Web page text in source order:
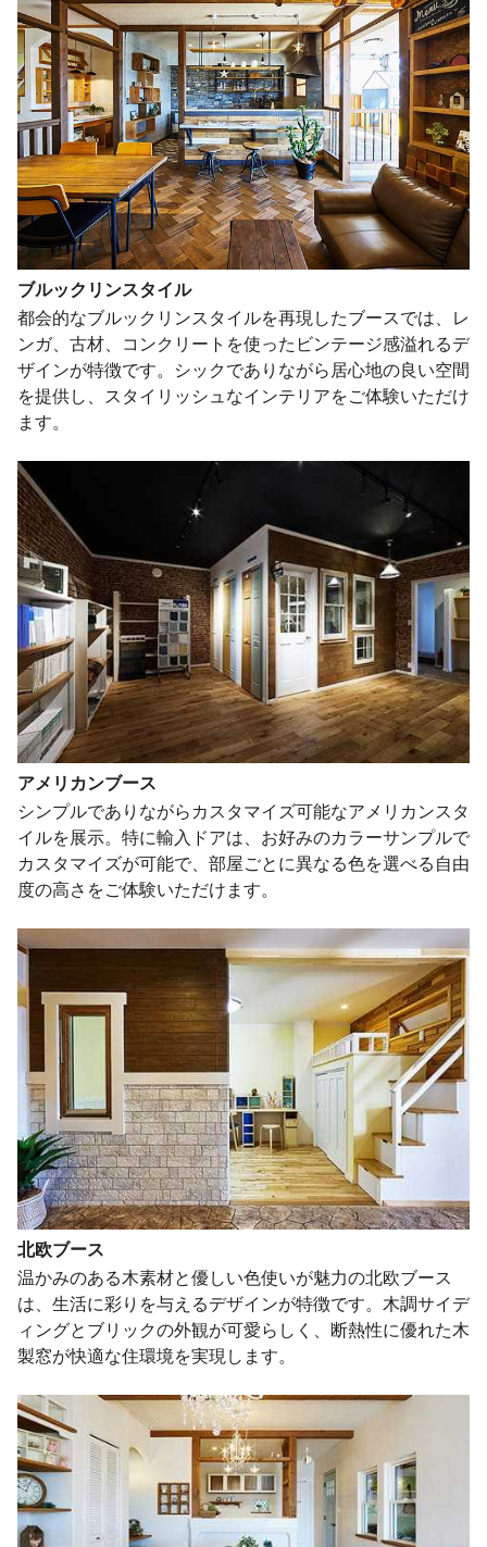
ブルックリンスタイル
都会的なブルックリンスタイルを再現したブースでは、レ
ンガ、古材、コンクリートを使ったビンテージ感溢れるデ
ザインが特徴です。シックでありながら居心地の良い空間
を提供し、スタイリッシュなインテリアをご体験いただけ
ます。
アメリカンブース
シンプルでありながらカスタマイズ可能なアメリカンスタ
イルを展示。特に輸入ドアは、お好みのカラーサンプルで
カスタマイズが可能で、部屋ごとに異なる色を選べる自由
度の高さをご体験いただけます。
北欧ブース
温かみのある木素材と優しい色使いが魅力の北欧ブース
は、生活に彩りを与えるデザインが特徴です。木調サイデ
ィングとブリックの外観が可愛らしく、断熱性に優れた木
製窓が快適な住環境を実現します。